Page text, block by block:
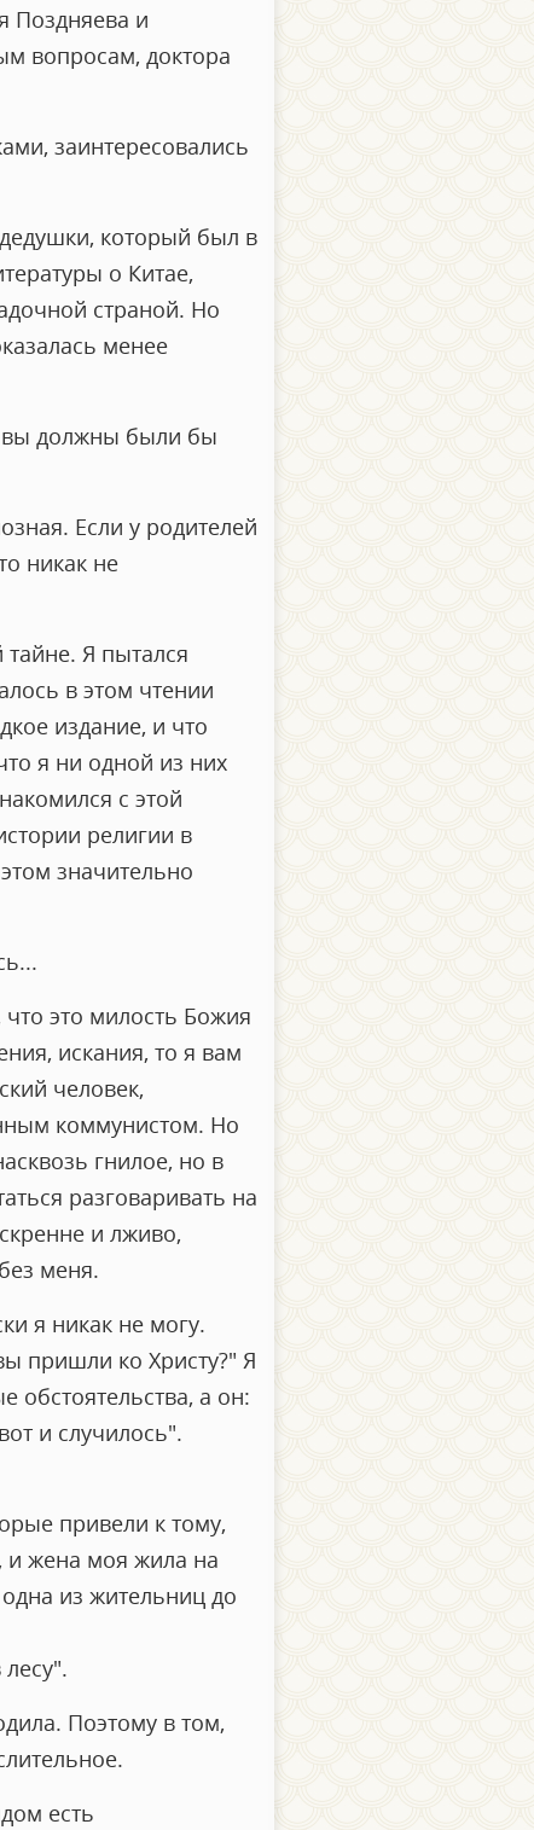
Поздняева и
вопросам, доктора
заинтересовались
дедушки, который был в
о Китае,
страной. Но
менее
вы должны были бы
Если у родителей
никак не
Я пытался
в этом чтении
издание, и что
я ни одной из них
с этой
религии в
значительно
это милость Божия
искания, то я вам
человек,
коммунистом. Но
гнилое, но в
разговаривать на
и лживо,
меня.
я никак не могу.
пришли ко Христу?" Я
обстоятельства, а он:
и случилось".
привели к тому,
и жена моя жила на
из жительниц до
Поэтому в том,
есть